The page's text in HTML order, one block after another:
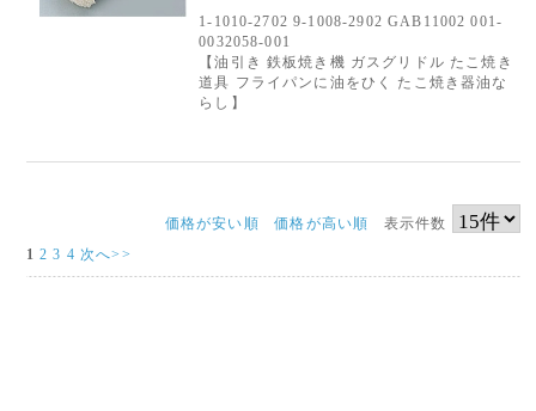
1-1010-2702 9-1008-2902 GAB11002 001-
0032058-001
【油引き 鉄板焼き機 ガスグリドル たこ焼き
道具 フライパンに油をひく たこ焼き器油な
らし】
価格が安い順 価格が高い順 表示件数
1 2 3 4 次へ>>